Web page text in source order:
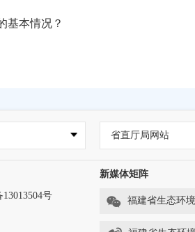
基本情况？
动与非能动相结合的安全措施”为
进水平，具有完整自主知识产权，
向世界的“国家名片”。
工程——福清核电5号机组正式投入
省直厅局网站
号
新媒体矩阵
福建省生态环